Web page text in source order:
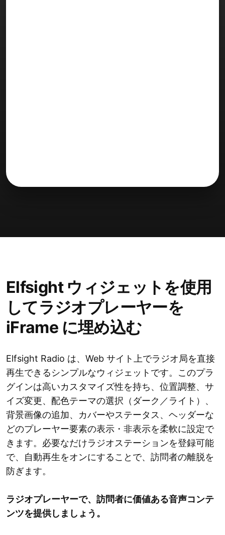
Elfsight ウィジェットを使用
してラジオプレーヤーを
iFrame に埋め込む
Elfsight Radio は、Web サイト上でラジオ局を直接
再生できるシンプルなウィジェットです。このプラ
グインは高いカスタマイズ性を持ち、位置調整、サ
イズ変更、配色テーマの選択（ダーク／ライト）、
背景画像の追加、カバーやステータス、ヘッダーな
どのプレーヤー要素の表示・非表示を柔軟に設定で
きます。必要なだけラジオステーションを登録可能
で、自動再生をオンにすることで、訪問者の離脱を
防ぎます。
ラジオプレーヤーで、訪問者に価値ある音声コンテ
ンツを提供しましょう。